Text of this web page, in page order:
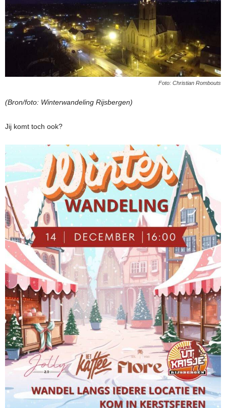
Foto: Christian Rombouts
(Bron/foto: Winterwandeling Rijsbergen)
Jij komt toch ook?